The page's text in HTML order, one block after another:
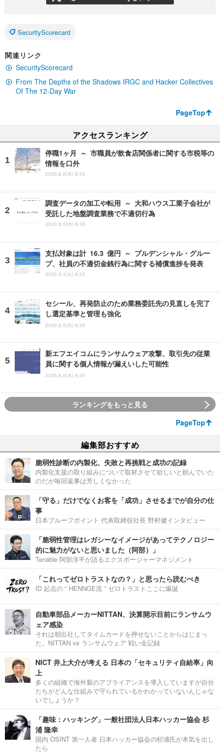
SecurityScorecard
関連リンク
SecurityScorecard
From The Depths of the Shadows IRGC and Hacker Collectives
Of The 12-Day War
PageTop
アクセスランキング
停職1ヶ月 ～ 市職員が飲食店関係者に関する市税等の
情報を口外
2026.8.6(木) 8:05
調査データの加工や転用 ～ 大和ハウス工業子会社が
受託した地盤調査業務で不適切行為
2026.8.5(水) 8:05
支払対象は計 16.3 億円 ～ プルデンシャル・グルー
プ、社員の不適切金銭行為に関する補償進捗を発表
2026.8.4(火) 8:05
セシール、再発防止のため業務委託先の見直しを完了
し選定基準と管理も強化
2026.8.5(水) 8:05
新エフエイコムにランサムウェア攻撃、取引先の従業
員に関する個人情報が漏えいした可能性
2026.8.6(木) 8:05
ランキングをもっと見る
PageTop
編集部おすすめ
脆弱性診断の内製化、失敗と再挑戦と成功の記録
内製化支援の取り組みについて取材させて欲しいと頼んでいた
のだが毎回返事は芳しくなかった
「守る」だけでなくお客を「成功」させるまでが自分の仕
事
日本プルーフポイント 代表取締役社長 野村健インタビュー
「脆弱性管理はレガシーなイメージがあってテクノロジー
的に魅力がないと思いました（阿部）」
Tenable 阿部淳平が語るエクスポージャーマネジメント
「これってゼロトラストなの？」と思ったら読むべき
ID 起点の “ HENNGE流 ” ゼロトラストここに爆誕
自動車部品メーカーNITTAN、決算開示目前にランサムウ
ェア感染
それは朝出社してタイムカードを押せないことからはじまっ
た。NITTAN vs ランサムウェア 戦い全記録
NICT 井上大介が考える 日本の「セキュリティ自給率」向
上
多くの組織で海外製のアプライアンスを導入していますが自分
たちがどんな仕組みで守られているかわかっていないんじゃな
いでしょうか？
「趣味：ハッキング」一般社団法人日本ハッカー協会 杉
浦 隆幸
国内 OSINT 第一人者 日本ハッカー協会の杉浦氏が本気を出し
たら